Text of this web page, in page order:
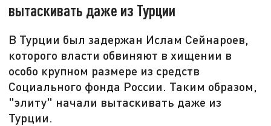
вытаскивать даже из Турции
В Турции был задержан Ислам Сейнароев,
которого власти обвиняют в хищении в
особо крупном размере из средств
Социального фонда России. Таким образом,
"элиту" начали вытаскивать даже из
Турции.